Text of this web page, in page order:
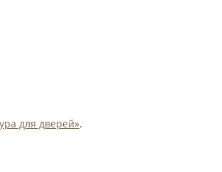
для дверей».